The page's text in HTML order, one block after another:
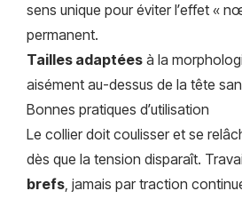
sens unique pour éviter l’effet «
permanent.
Tailles adaptées à la
aisément au-dessus de la tête
Bonnes pratiques d’utilisation
Le collier doit coulisser et se
dès que la tension disparaît.
brefs, jamais par traction